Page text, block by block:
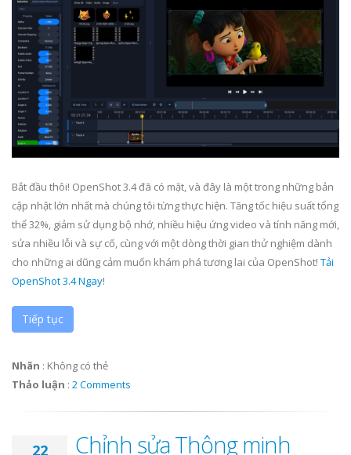
Bắt đầu thôi! OpenShot 3.4 đã có mặt, và đây là một trong những bản
cập nhật lớn nhất mà chúng tôi từng thực hiện. Tăng tốc hiệu suất tổng
thể 32%, giảm sử dụng bộ nhớ, nhiều hiệu ứng video và tính năng mới,
sửa nhiều lỗi và sự cố, cùng với một dòng thời gian thử nghiệm dành
cho những ai dũng cảm muốn khám phá tương lai của OpenShot! Tải
OpenShot 3.4 Ngay!
Tiếp tục
Nhãn : Không có thẻ
Thảo luận : 2 Comments
22 Chỉnh sửa Thông minh